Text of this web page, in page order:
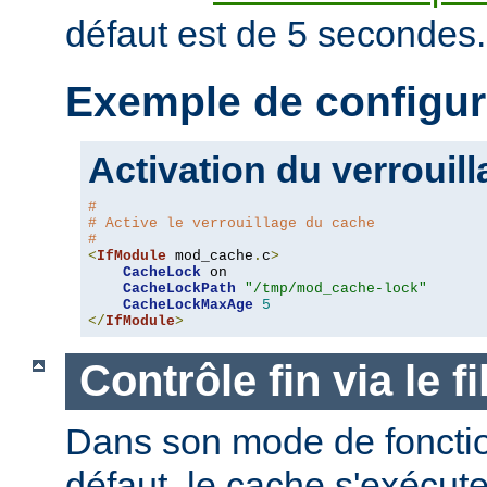
défaut est de 5 secondes.
Exemple de
Activation du
#
# Active le verrouillage du cache
#
<IfModule mod_cache . c>
CacheLock on
CacheLockPath
"/tmp/mod_cache-lock"
CacheLockMaxAge
5
</IfModule>
Contrôle fin via le
Dans son mode de